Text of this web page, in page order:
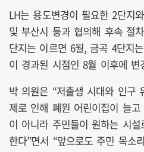
LH는 용도변경이 필요한 2단지
및 부산시 등과 협의해 후속 절
단지는 이르면 6월, 금곡 4단지
이 경과된 시점인 8월 이후에
박 의원은 “저출생 시대와 인구
제로 인해 폐원 어린이집이 늘
이 아니라 주민들이 원하는 시
한다”면서 “앞으로도 주민 목소